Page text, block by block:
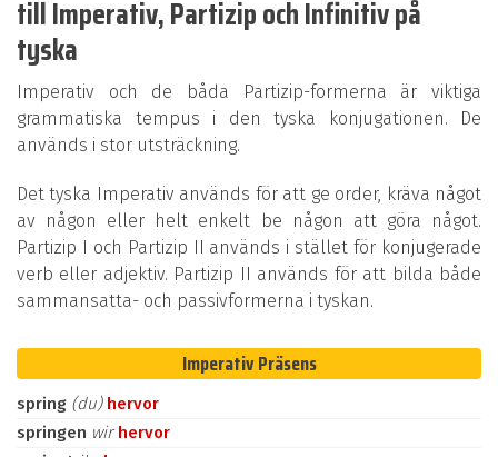
till Imperativ, Partizip och Infinitiv på
tyska
Imperativ och de båda Partizip-formerna är viktiga
grammatiska tempus i den tyska konjugationen. De
används i stor utsträckning.
Det tyska Imperativ används för att ge order, kräva något
av någon eller helt enkelt be någon att göra något.
Partizip I och Partizip II används i stället för konjugerade
verb eller adjektiv. Partizip II används för att bilda både
sammansatta- och passivformerna i tyskan.
Imperativ Präsens
spring (du) hervor
springen wirhervor